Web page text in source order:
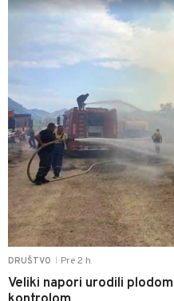
DRUŠTVO Pre 2 h
Veliki napori urodili